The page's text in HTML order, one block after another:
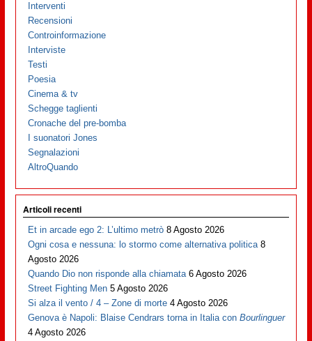
Interventi
Recensioni
Controinformazione
Interviste
Testi
Poesia
Cinema & tv
Schegge taglienti
Cronache del pre-bomba
I suonatori Jones
Segnalazioni
AltroQuando
Articoli recenti
Et in arcade ego 2: L’ultimo metrò 8 Agosto 2026
Ogni cosa e nessuna: lo stormo come alternativa politica 8
Agosto 2026
Quando Dio non risponde alla chiamata 6 Agosto 2026
Street Fighting Men 5 Agosto 2026
Si alza il vento / 4 – Zone di morte 4 Agosto 2026
Genova è Napoli: Blaise Cendrars torna in Italia conBourlinguer
4 Agosto 2026